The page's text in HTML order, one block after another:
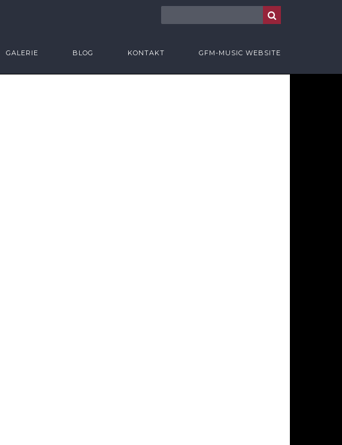
GALERIE BLOG KONTAKT GFM-MUSIC WEBSITE